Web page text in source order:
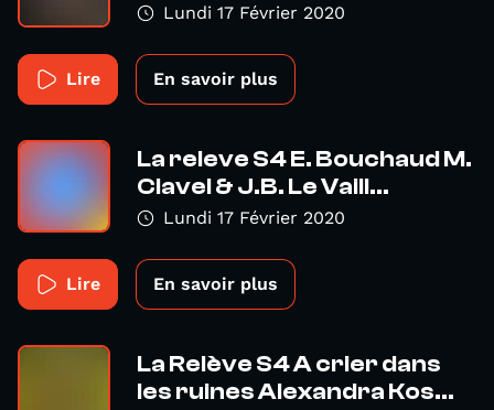
Lundi 17 Février 2020
Lire En savoir plus
La releve S4 E. Bouchaud M.
Clavel & J.B. Le Vaill...
Lundi 17 Février 2020
Lire En savoir plus
La Relève S4 A crier dans
les ruines Alexandra Kos...